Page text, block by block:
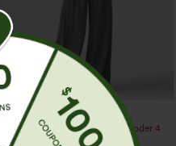
€35,95 EUR €40,95 EUR
Kaufen Sie 2 Stück für 61,54 € oder 4
Stück für 123,08 €.